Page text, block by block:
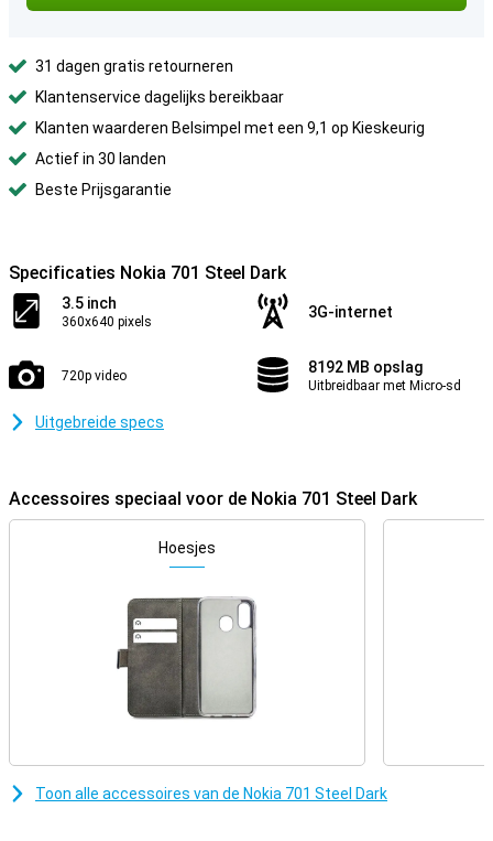
31 dagen gratis retourneren
Klantenservice dagelijks bereikbaar
Klanten waarderen Belsimpel met een 9,1 op Kieskeurig
Actief in 30 landen
Beste Prijsgarantie
Specificaties Nokia 701 Steel Dark
3.5 inch
360x640 pixels
3G-internet
720p video 8192 MB opslag
Uitbreidbaar met Micro-sd
Uitgebreide specs
Accessoires speciaal voor de Nokia 701 Steel Dark
Hoesjes
Toon alle accessoires van de Nokia 701 Steel Dark